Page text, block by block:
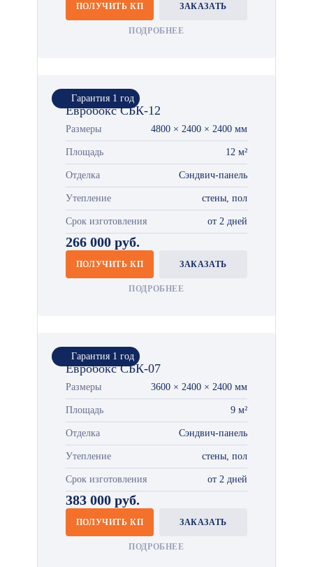
ПОЛУЧИТЬ КП ЗАКАЗАТЬ
ПОДРОБНЕЕ
Гарантия 1 год
Евробокс СБК-12
Размеры 4800 × 2400 × 2400 мм
Площадь 12 м²
Отделка Сэндвич-панель
Утепление стены, пол
Срок изготовления от 2 дней
266 000 руб.
ПОЛУЧИТЬ КП ЗАКАЗАТЬ
ПОДРОБНЕЕ
Гарантия 1 год
Евробокс СБК-07
Размеры 3600 × 2400 × 2400 мм
Площадь 9 м²
Отделка Сэндвич-панель
Утепление стены, пол
Срок изготовления от 2 дней
383 000 руб.
ПОЛУЧИТЬ КП ЗАКАЗАТЬ
ПОДРОБНЕЕ